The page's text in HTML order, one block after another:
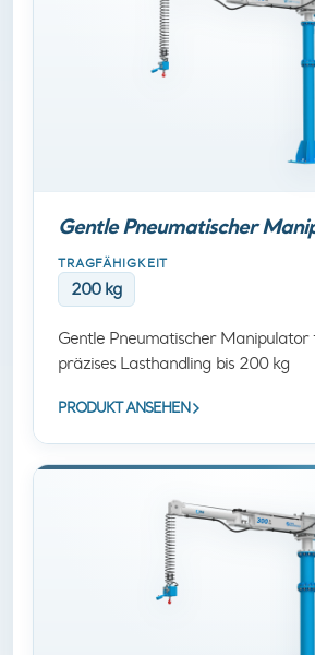
Gentle Pneumatischer
TRAGFÄHIGKEIT
200 kg
Gentle Pneumatischer Manipulator
präzises Lasthandling bis 200 kg
PRODUKT ANSEHEN